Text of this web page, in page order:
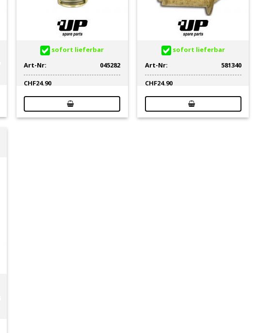
sofort lieferbar
Art-Nr:
045282
CHF24.90
sofort lieferbar
Art-Nr:
581340
CHF24.90